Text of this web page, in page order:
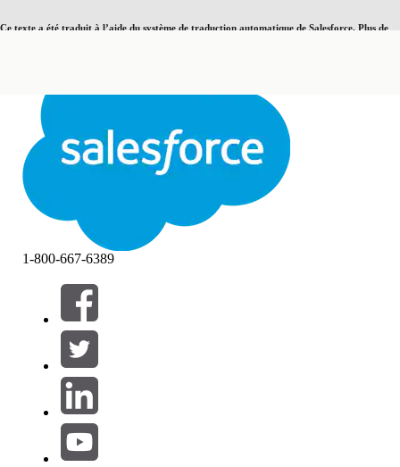
Ce texte a été traduit à l’aide du système de traduction automatique de Salesforce. Plus de
Fermer
Filtres (0)
SÉLECTIONNER DES FILTRES
Gamme de produits
1-800-667-6389